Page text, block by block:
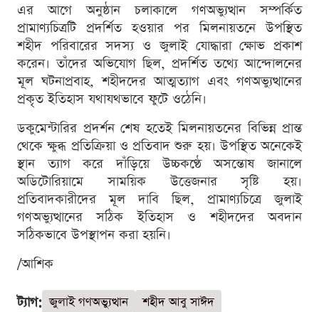
এর আগে অনুষ্ঠান চলাকালে গণঅভ্যুত্থান সম্পর্কিত
প্রামাণ্যচিত্রটি প্রদর্শিত হওয়ার পর মিলনায়তনে উপস্থিত
শহীদ পরিবারের সদস্য ও জুলাই যোদ্ধারা ক্ষোভ প্রকাশ
করেন। তাঁদের অভিযোগ ছিল, প্রদর্শিত তথ্যে আন্দোলনের
মূল ঘটনাপ্রবাহ, শহীদদের আত্মত্যাগ এবং গণঅভ্যুত্থানের
প্রকৃত ইতিহাস যথাযথভাবে ফুটে ওঠেনি।
ডকুমেন্টারির প্রদর্শন শেষ হতেই মিলনায়তনের বিভিন্ন প্রান্ত
থেকে ক্ষুব্ধ প্রতিক্রিয়া ও প্রতিবাদ শুরু হয়। উপস্থিত অনেকেই
স্থান ত্যাগ করে দাঁড়িয়ে উচ্চকণ্ঠে অসন্তোষ জানালে
অডিটোরিয়ামে সাময়িক উত্তেজনার সৃষ্টি হয়।
প্রতিবাদকারীদের মূল দাবি ছিল, প্রামাণ্যচিত্রে জুলাই
গণঅভ্যুত্থানের সঠিক ইতিহাস ও শহীদদের অবদান
সঠিকভাবে উপস্থাপন করা হয়নি।
/আশিক
ট্যাগ: জুলাই গণঅভ্যুত্থান
শহীদ আবু সাঈদ